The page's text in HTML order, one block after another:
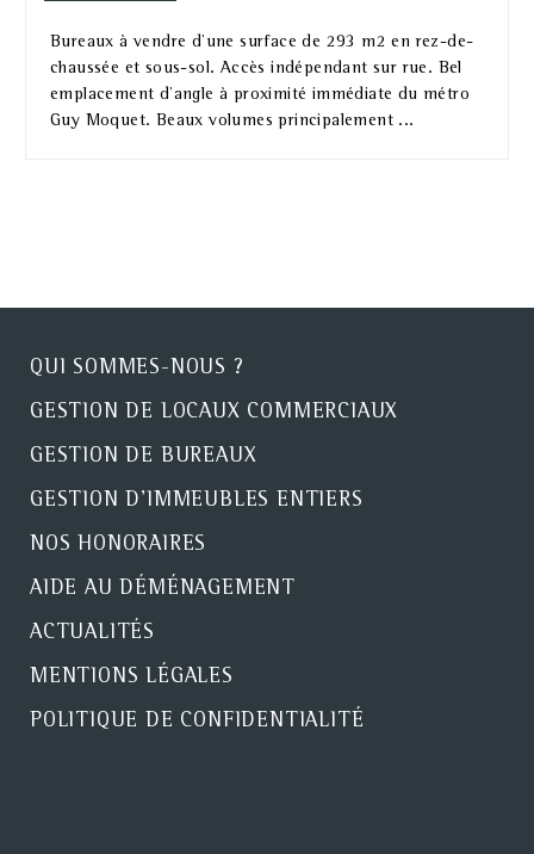
Bureaux à vendre d'une surface de 293 m2 en rez-de-
chaussée et sous-sol. Accès indépendant sur rue. Bel
emplacement d'angle à proximité immédiate du métro
Guy Moquet. Beaux volumes principalement ...
QUI SOMMES-NOUS ?
GESTION DE LOCAUX COMMERCIAUX
GESTION DE BUREAUX
GESTION D'IMMEUBLES ENTIERS
NOS HONORAIRES
AIDE AU DÉMÉNAGEMENT
ACTUALITÉS
MENTIONS LÉGALES
POLITIQUE DE CONFIDENTIALITÉ